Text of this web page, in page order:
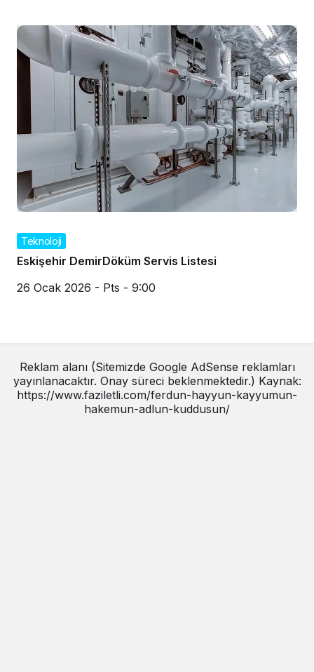
Teknoloji
Eskişehir DemirDöküm Servis Listesi
26 Ocak 2026 - Pts - 9:00
Reklam alanı (Sitemizde Google AdSense reklamları
yayınlanacaktır. Onay süreci beklenmektedir.) Kaynak:
https://www.faziletli.com/ferdun-hayyun-kayyumun-
hakemun-adlun-kuddusun/